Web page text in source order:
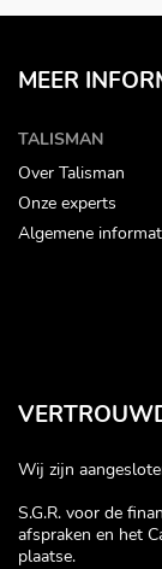
MEER
TALISMAN
Over Talisman
Onze experts
Algemene
Wij zijn
S.G.R. voor de
afspraken en het
plaatse.